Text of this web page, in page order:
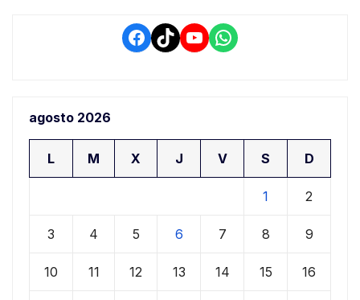
Facebook
TikTokYouTube
WhatsApp
agosto 2026
L M X J V S D
1 2
3 4 5 6 7 8 9
10 11 12 13 14 15 16